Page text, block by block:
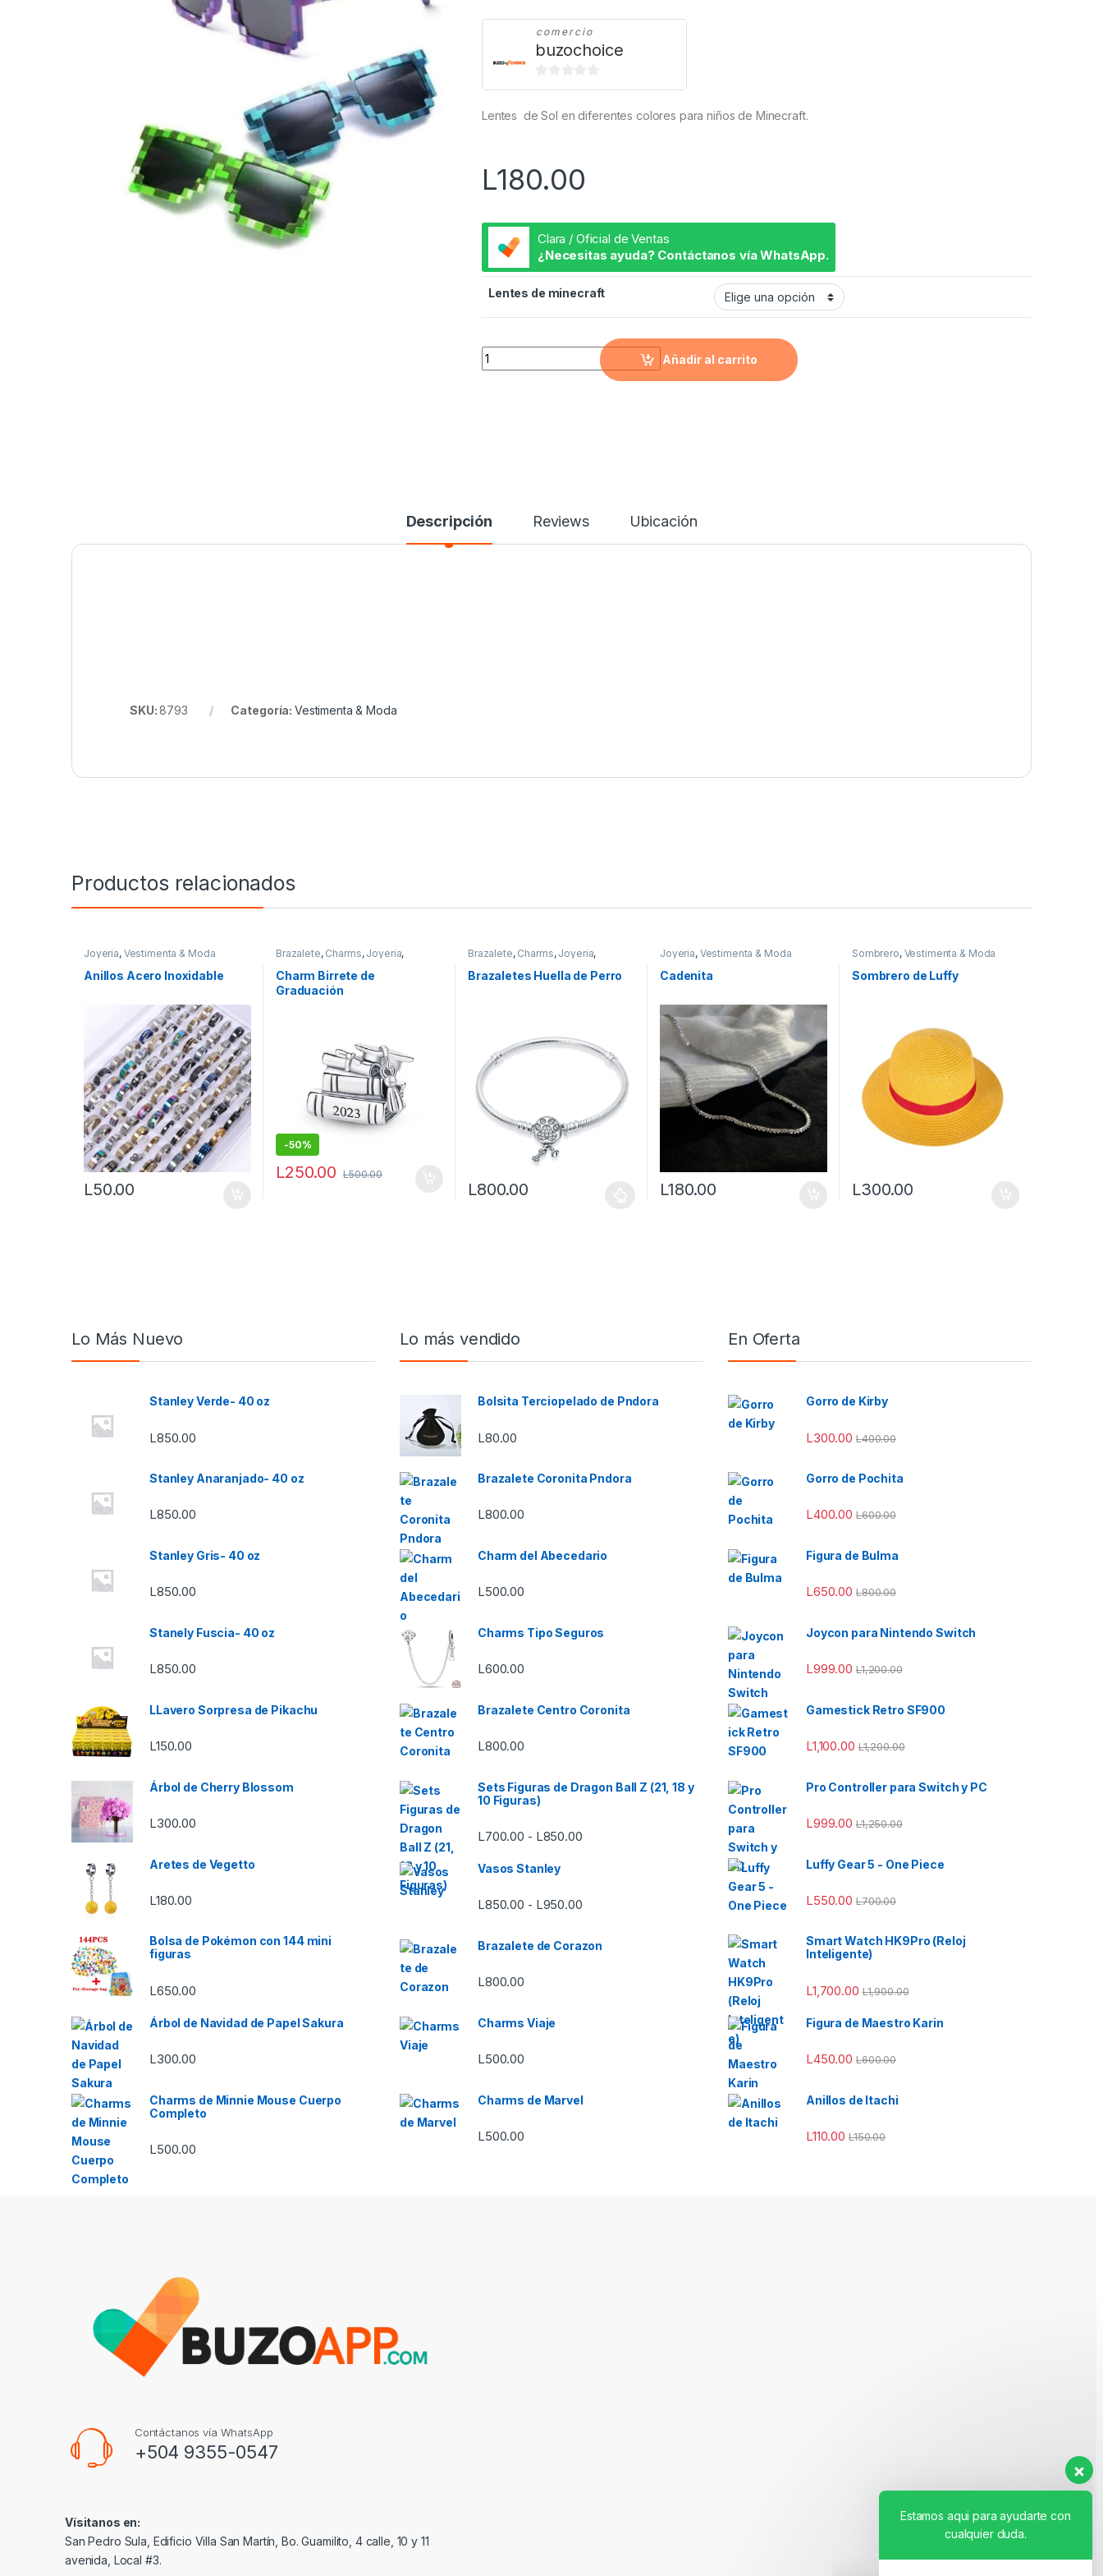
comercio
buzochoice
0
e
Lentes de Sol en diferentes colores para niños de Minecraft.
L180.00
Clara / Oficial de Ventas
¿Necesitas ayuda? Contáctanos vía WhatsApp.
Lentes de minecraft
Lentes de Sol de Minecraft quantity
Añadir al carrito
Descripción Reviews Ubicación
SKU:8793 Categoría: Vestimenta & Moda
Productos relacionados
Joyeria, Vestimenta & Moda
Anillos Acero Inoxidable
L50.00
Brazalete, Charms, Joyeria,
, Vestimenta & Moda
Charm Birrete de
Graduación
-50%
L250.00 L500.00
Brazalete, Charms, Joyeria,
Mascotas, Pandor@
Vestimenta &
Moda
Brazaletes Huella de Perro
L800.00
Joyeria, Vestimenta & Moda
Cadenita
L180.00
Sombrero, Vestimenta & Moda
Sombrero de Luffy
L300.00
Lo Más Nuevo
Stanley Verde- 40 oz
L850.00
Stanley Anaranjado- 40 oz
L850.00
Stanley Gris- 40 oz
L850.00
Stanely Fuscia- 40 oz
L850.00
LLavero Sorpresa de Pikachu
L150.00
Árbol de Cherry Blossom
L300.00
Aretes de Vegetto
L180.00
Bolsa de Pokémon con 144 mini
figuras
L650.00
Árbol de Navidad de Papel Sakura
L300.00
Charms de Minnie Mouse Cuerpo
Completo
L500.00
Lo más vendido
Bolsita Terciopelado de Pndora
L80.00
Brazalete Coronita Pndora
L800.00
Charm del Abecedario
L500.00
Charms Tipo Seguros
L600.00
Brazalete Centro Coronita
L800.00
Sets Figuras de Dragon Ball Z (21, 18 y
10 Figuras)
L700.00 - L850.00Rango de precios: desde L700.00 hasta L850.00
Vasos Stanley
L850.00 - L950.00Rango de precios: desde L850.00 hasta L950.00
Brazalete de Corazon
L800.00
Charms Viaje
L500.00
Charms de Marvel
L500.00
En Oferta
Gorro de Kirby
L300.00 L400.00
Gorro de Pochita
L400.00 L600.00
Figura de Bulma
L650.00 L800.00
Joycon para Nintendo Switch
L999.00 L1,200.00
Gamestick Retro SF900
L1,100.00 L1,200.00
Pro Controller para Switch y PC
L999.00 L1,250.00
Luffy Gear 5 - One Piece
L550.00 L700.00
Smart Watch HK9Pro (Reloj
Inteligente)
L1,700.00 L1,900.00
Figura de Maestro Karin
L450.00 L600.00
Anillos de Itachi
L110.00 L150.00
Contáctanos vía WhatsApp
+504 9355-0547
Vísitanos en:
San Pedro Sula, Edificio Villa San Martín, Bo. Guamilito, 4 calle, 10 y 11
avenida, Local #3.
cualquier duda.